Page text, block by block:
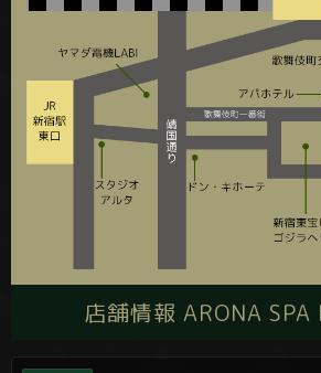
店舗情報 ARONA SPA